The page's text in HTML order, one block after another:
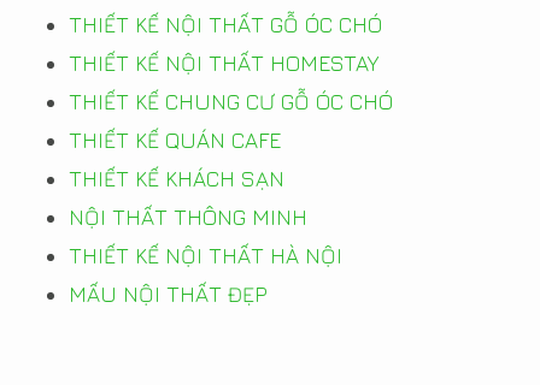
THIẾT KẾ NỘI THẤT GỖ ÓC CHÓ
THIẾT KẾ NỘI THẤT HOMESTAY
THIẾT KẾ CHUNG CƯ GỖ ÓC CHÓ
THIẾT KẾ QUÁN CAFE
THIẾT KẾ KHÁCH SẠN
NỘI THẤT THÔNG MINH
THIẾT KẾ NỘI THẤT HÀ NỘI
MẤU NỘI THẤT ĐẸP